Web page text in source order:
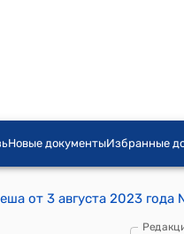
Новые документыИзбранные